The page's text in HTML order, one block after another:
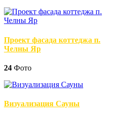
Проект фасада коттеджа п.
Челны Яр
24 Фото
Визуализация Сауны